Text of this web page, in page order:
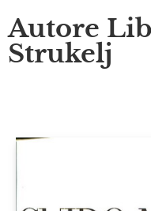
Autore
Strukelj